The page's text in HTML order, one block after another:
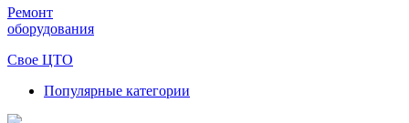
Ремонт
оборудования
Свое ЦТО
Популярные категории